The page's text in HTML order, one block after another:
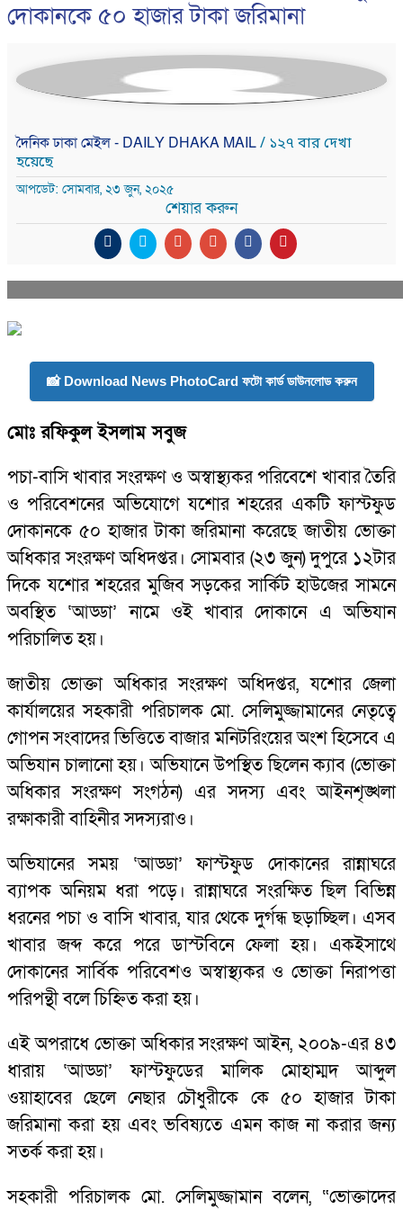
দোকানকে ৫০ হাজার টাকা জরিমানা
দৈনিক ঢাকা মেইল - DAILY DHAKA MAIL/ ১২৭ বার দেখা
হয়েছে
আপডেট: সোমবার, ২৩ জুন, ২০২৫
শেয়ার করুন
📸 Download News PhotoCard ফটো কার্ড ডাউনলোড করুন
মোঃ রফিকুল ইসলাম সবুজ
পচা-বাসি খাবার সংরক্ষণ ও অস্বাস্থ্যকর পরিবেশে খাবার তৈরি
ও পরিবেশনের অভিযোগে যশোর শহরের একটি ফাস্টফুড
দোকানকে ৫০ হাজার টাকা জরিমানা করেছে জাতীয় ভোক্তা
অধিকার সংরক্ষণ অধিদপ্তর। সোমবার (২৩ জুন) দুপুরে ১২টার
দিকে যশোর শহরের মুজিব সড়কের সার্কিট হাউজের সামনে
অবস্থিত ‘আড্ডা’ নামে ওই খাবার দোকানে এ অভিযান
পরিচালিত হয়।
জাতীয় ভোক্তা অধিকার সংরক্ষণ অধিদপ্তর, যশোর জেলা
কার্যালয়ের সহকারী পরিচালক মো. সেলিমুজ্জামানের নেতৃত্বে
গোপন সংবাদের ভিত্তিতে বাজার মনিটরিংয়ের অংশ হিসেবে এ
অভিযান চালানো হয়। অভিযানে উপস্থিত ছিলেন ক্যাব (ভোক্তা
অধিকার সংরক্ষণ সংগঠন) এর সদস্য এবং আইনশৃঙ্খলা
রক্ষাকারী বাহিনীর সদস্যরাও।
অভিযানের সময় ‘আড্ডা’ ফাস্টফুড দোকানের রান্নাঘরে
ব্যাপক অনিয়ম ধরা পড়ে। রান্নাঘরে সংরক্ষিত ছিল বিভিন্ন
ধরনের পচা ও বাসি খাবার, যার থেকে দুর্গন্ধ ছড়াচ্ছিল। এসব
খাবার জব্দ করে পরে ডাস্টবিনে ফেলা হয়। একইসাথে
দোকানের সার্বিক পরিবেশও অস্বাস্থ্যকর ও ভোক্তা নিরাপত্তা
পরিপন্থী বলে চিহ্নিত করা হয়।
এই অপরাধে ভোক্তা অধিকার সংরক্ষণ আইন, ২০০৯-এর ৪৩
ধারায় ‘আড্ডা’ ফাস্টফুডের মালিক মোহাম্মদ আব্দুল
ওয়াহাবের ছেলে নেছার চৌধুরীকে কে ৫০ হাজার টাকা
জরিমানা করা হয় এবং ভবিষ্যতে এমন কাজ না করার জন্য
সতর্ক করা হয়।
সহকারী পরিচালক মো. সেলিমুজ্জামান বলেন, “ভোক্তাদের